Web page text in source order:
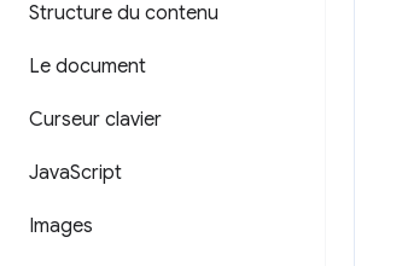
Structure du contenu
Le document
Curseur clavier
JavaScript
Images